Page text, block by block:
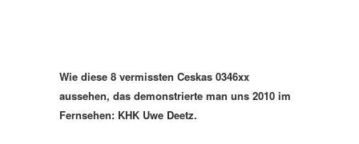
Wie diese 8 vermissten Ceskas 0346xx
aussehen, das demonstrierte man uns 2010 im
Fernsehen: KHK Uwe Deetz.